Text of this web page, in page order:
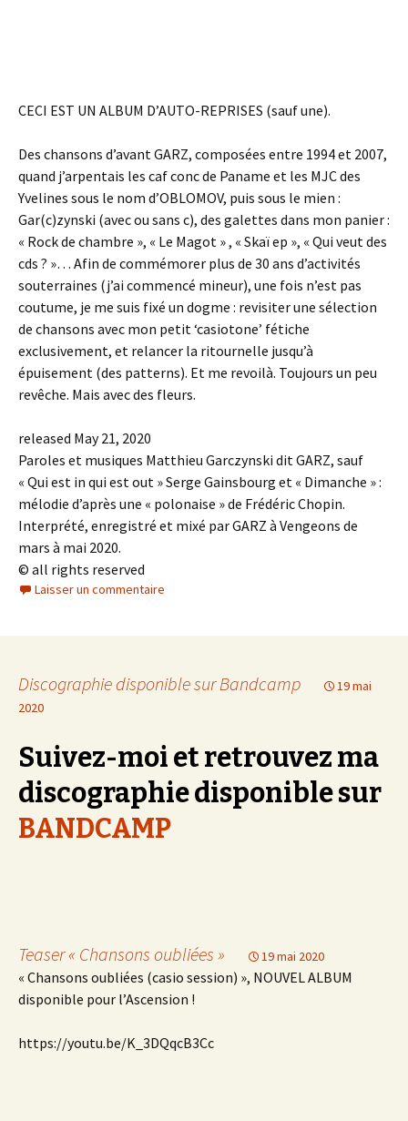
CECI EST UN ALBUM D’AUTO-REPRISES (sauf une).
Des chansons d’avant GARZ, composées entre 1994 et 2007,
quand j’arpentais les caf conc de Paname et les MJC des
Yvelines sous le nom d’OBLOMOV, puis sous le mien :
Gar(c)zynski (avec ou sans c), des galettes dans mon panier :
« Rock de chambre », « Le Magot » , « Skaï ep », « Qui veut des
cds ? »… Afin de commémorer plus de 30 ans d’activités
souterraines (j’ai commencé mineur), une fois n’est pas
coutume, je me suis fixé un dogme : revisiter une sélection
de chansons avec mon petit ‘casiotone’ fétiche
exclusivement, et relancer la ritournelle jusqu’à
épuisement (des patterns). Et me revoilà. Toujours un peu
revêche. Mais avec des fleurs.
released May 21, 2020
Paroles et musiques Matthieu Garczynski dit GARZ, sauf
« Qui est in qui est out » Serge Gainsbourg et « Dimanche » :
mélodie d’après une « polonaise » de Frédéric Chopin.
Interprété, enregistré et mixé par GARZ à Vengeons de
mars à mai 2020.
© all rights reserved
Laisser un commentaire
Discographie disponible sur Bandcamp
19 mai
2020
Suivez-moi et retrouvez ma
discographie disponible sur
BANDCAMP
Teaser « Chansons oubliées » 19 mai 2020
« Chansons oubliées (casio session) », NOUVEL ALBUM
disponible pour l’Ascension !
https://youtu.be/K_3DQqcB3Cc